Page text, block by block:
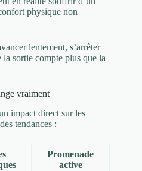
physique non
lentement, s’arrêter
sortie compte plus que la
vraiment
impact direct sur les
tendances :
Promenade
active